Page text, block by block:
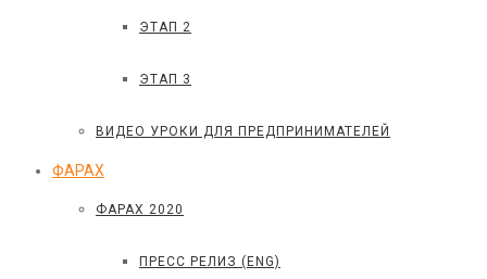
ЭТАП 2
ЭТАП 3
ВИДЕО УРОКИ ДЛЯ ПРЕДПРИНИМАТЕЛЕЙ
ФАРАХ
ФАРАХ 2020
ПРЕСС РЕЛИЗ (ENG)